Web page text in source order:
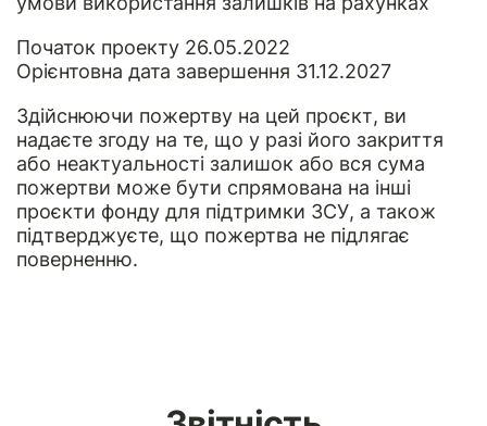
Початок проекту 26.05.2022
Орієнтовна дата завершення 31.12.2027
Здійснюючи пожертву на цей проєкт, ви
надаєте згоду на те, що у разі його закриття
або неактуальності залишок або вся сума
пожертви може бути спрямована на інші
проєкти фонду для підтримки ЗСУ, а також
підтверджуєте, що пожертва не підлягає
поверненню.